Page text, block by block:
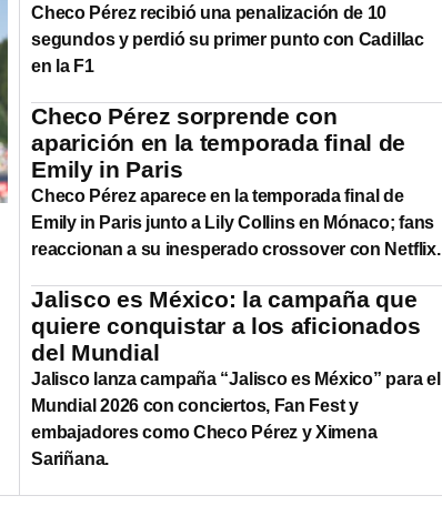
Checo Pérez recibió una penalización de 10
segundos y perdió su primer punto con Cadillac
en la F1
Checo Pérez sorprende con
aparición en la temporada final de
Emily in Paris
Checo Pérez aparece en la temporada final de
Emily in Paris junto a Lily Collins en Mónaco; fans
reaccionan a su inesperado crossover con Netflix.
Jalisco es México: la campaña que
quiere conquistar a los aficionados
del Mundial
Jalisco lanza campaña “Jalisco es México” para el
Mundial 2026 con conciertos, Fan Fest y
embajadores como Checo Pérez y Ximena
Sariñana.